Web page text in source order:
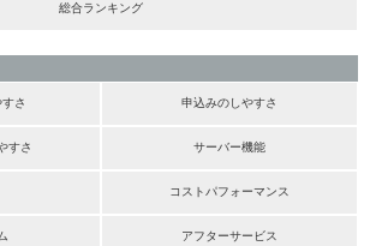
総合ランキング
さ 申込みのしやすさ
すさ サーバー機能
コストパフォーマンス
アフターサービス